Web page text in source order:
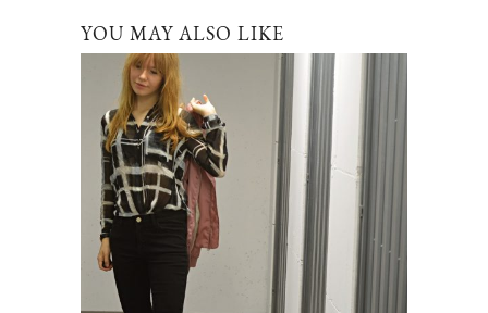
YOU MAY ALSO LIKE